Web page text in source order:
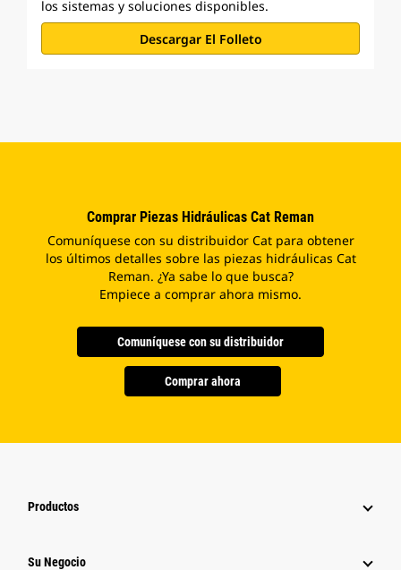
los sistemas y soluciones disponibles.
Descargar El Folleto
Comprar Piezas Hidráulicas Cat Reman
Comuníquese con su distribuidor Cat para obtener
los últimos detalles sobre las piezas hidráulicas Cat
Reman. ¿Ya sabe lo que busca?
Empiece a comprar ahora mismo.
Comuníquese con su distribuidor
Comprar ahora
Productos
Su Negocio